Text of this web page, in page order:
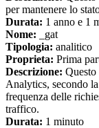
per mantenere lo
Durata: 1 anno e 1
Nome: _gat
Tipologia: analitico
Proprieta: Prima
Descrizione:
Analytics, secondo
frequenza delle
traffico.
Durata: 1 minuto